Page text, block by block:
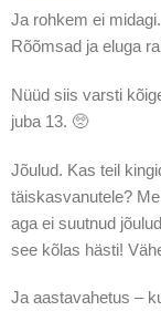
Ja rohkem ei
Rõõmsad ja eluga
Nüüd siis varsti
juba 13. 🥺
Jõulud. Kas teil
täiskasvanutele?
aga ei suutnud
see kõlas hästi!
Ja aastavahetus –